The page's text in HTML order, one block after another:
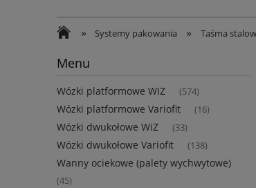
» Systemy pakowania » Taśma
Menu
Wózki platformowe WIZ (574)
Wózki platformowe Variofit (16)
Wózki dwukołowe WiZ (33)
Wózki dwukołowe Variofit (138)
Wanny ociekowe (palety wychwytowe)
(45)